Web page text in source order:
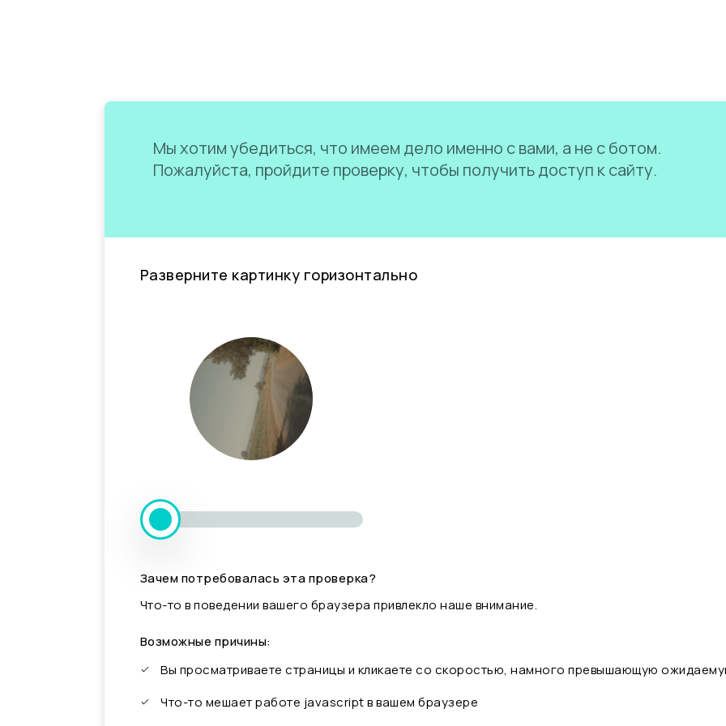
Мы хотим убедиться, что имеем дело именно с вами, а не с ботом.
Пожалуйста, пройдите проверку, чтобы получить доступ к сайту.
Разверните картинку горизонтально
Зачем потребовалась эта проверка?
Что-то в поведении вашего браузера привлекло наше внимание.
Возможные причины:
Вы просматриваете страницы и кликаете со скоростью, намного превышающую
Что-то мешает работе javascript в вашем браузере